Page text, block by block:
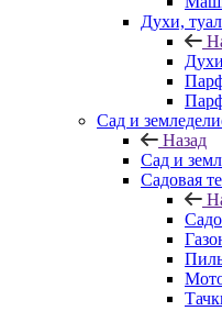
Духи,
Сад и
Назад
Сад и
Садовая